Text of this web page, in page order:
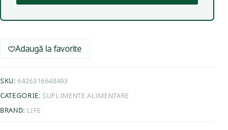
Adaugă la favorite
SKU: 6426316648493
CATEGORIE: SUPLIMENTE ALIMENTARE
BRAND: LIFE